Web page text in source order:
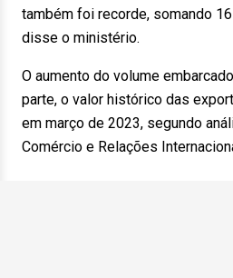
também foi recorde, somando
disse o ministério.
O aumento do volume
parte, o valor histórico das
em março de 2023, segundo
Comércio e Relações